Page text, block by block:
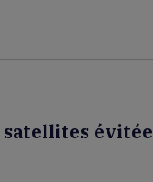
satellites évitée